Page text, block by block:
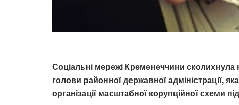
Соціальні мережі Кременеччини
голови районної державної адміністрації,
організації масштабної корупційної